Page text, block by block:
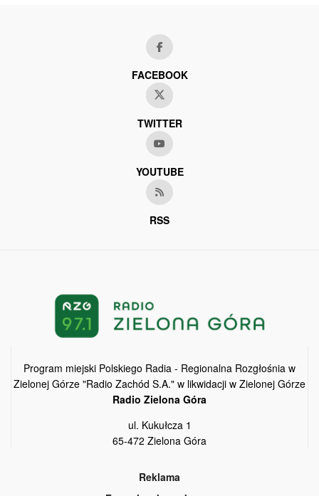
FACEBOOK
TWITTER
YOUTUBE
RSS
Program miejski Polskiego Radia - Regionalna Rozgłośnia w
Zielonej Górze "Radio Zachód S.A." w likwidacji w Zielonej Górze
Radio Zielona Góra
ul. Kukułcza 1
65-472 Zielona Góra
Reklama